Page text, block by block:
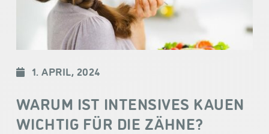
1. APRIL, 2024
WARUM IST INTENSIVES KAUEN
WICHTIG FÜR DIE ZÄHNE?